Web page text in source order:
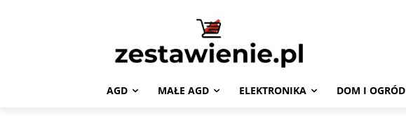
AGD MAŁE AGD ELEKTRONIKA DOM I OGRÓD